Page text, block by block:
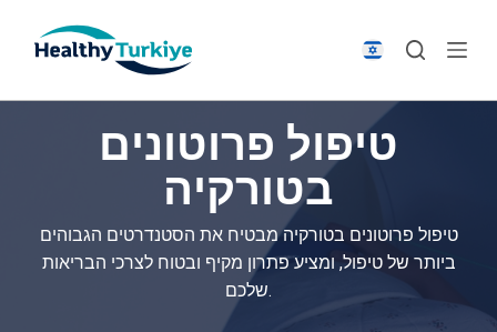
p
טיפול פרוטונים
בטורקיה
טיפול פרוטונים בטורקיה מבטיח את הסטנדרטים הגבוהים
ביותר של טיפול, ומציע פתרון מקיף ובטוח לצרכי הבריאות
שלכם.